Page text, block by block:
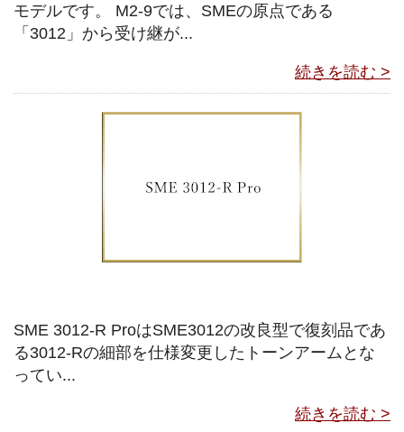
モデルです。 M2-9では、SMEの原点である
「3012」から受け継が...
続きを読む >
SME 3012-R ProはSME3012の改良型で復刻品であ
る3012-Rの細部を仕様変更したトーンアームとな
ってい...
続きを読む >